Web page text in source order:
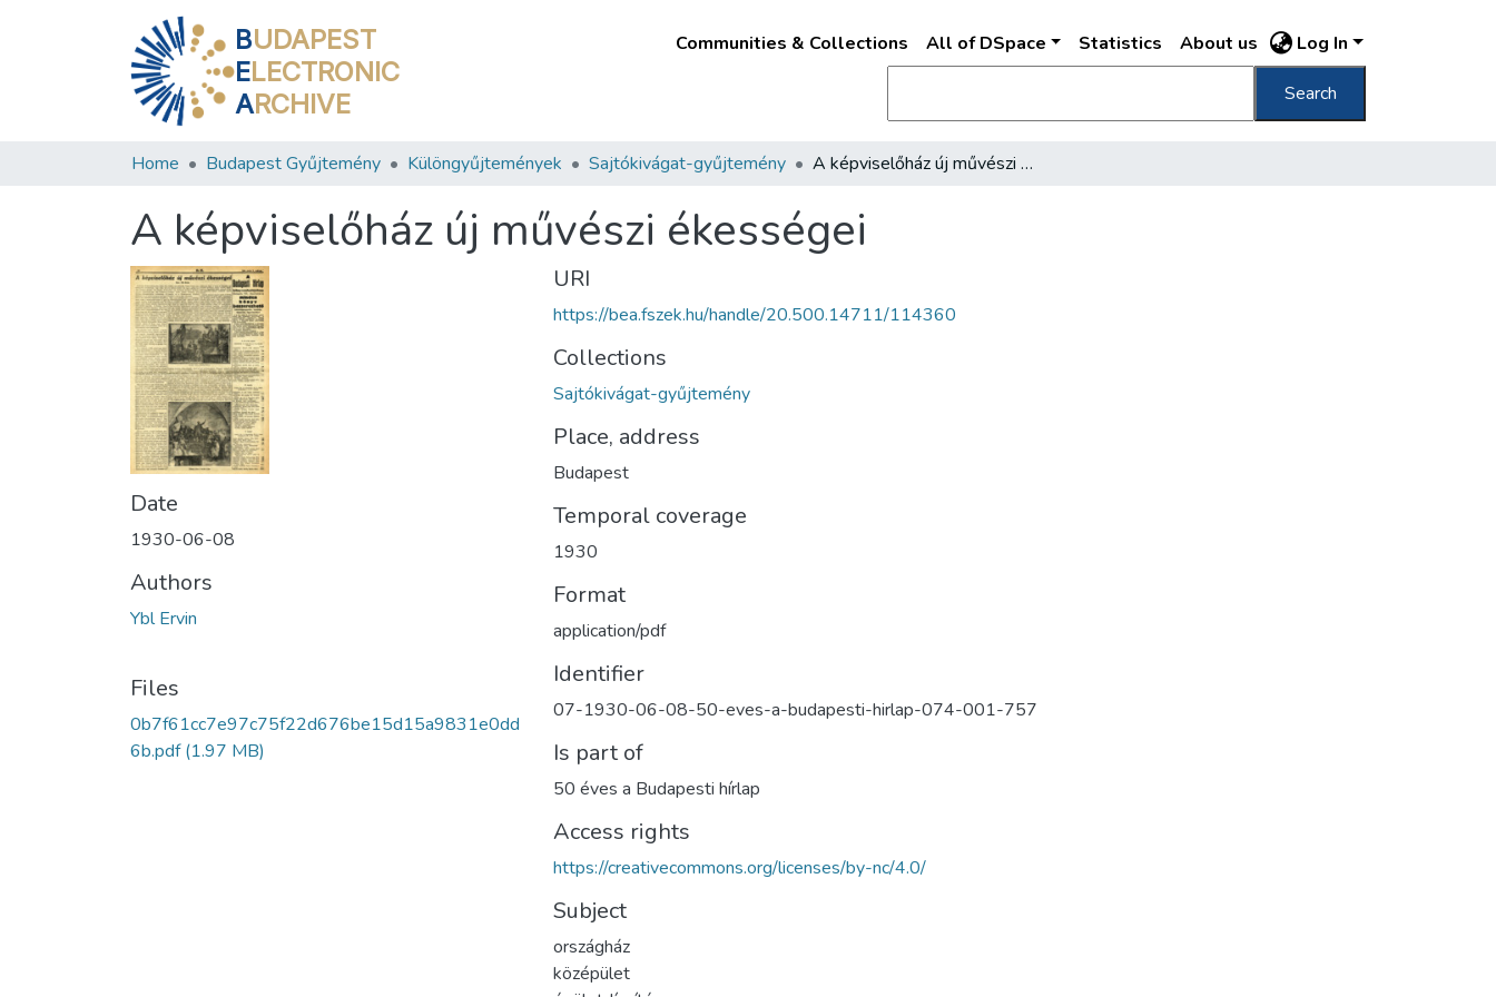
BUDAPEST
ELECTRONIC
ARCHIVE
Communities & Collections All of DSpace Statistics About us Log In
Search
Home Budapest Gyűjtemény Különgyűjtemények Sajtókivágat-gyűjtemény A képviselőház új művészi ékességei
A képviselőház új művészi ékességei
Date
1930-06-08
Authors
Ybl Ervin
Files
0b7f61cc7e97c75f22d676be15d15a9831e0dd
6b.pdf(1.97 MB)
URI
https://bea.fszek.hu/handle/20.500.14711/114360
Collections
Sajtókivágat-gyűjtemény
Place, address
Budapest
Temporal coverage
1930
Format
application/pdf
Identifier
07-1930-06-08-50-eves-a-budapesti-hirlap-074-001-757
Is part of
50 éves a Budapesti hírlap
Access rights
https://creativecommons.org/licenses/by-nc/4.0/
Subject
országház
középület